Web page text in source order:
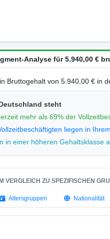
Analyse für 5.940,00 €
Bruttogehalt von 5.940,00 € in
steht
mehr als 69% der
liegen in
in einer höheren Gehaltsklasse
VERGLEICH ZU SPEZIFISCHEN
Altersgruppen Nationalität